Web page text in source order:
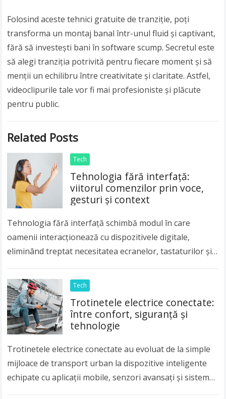
Folosind aceste tehnici gratuite de tranziție, poți
transforma un montaj banal într-unul fluid și captivant,
fără să investești bani în software scump. Secretul este
să alegi tranziția potrivită pentru fiecare moment și să
menții un echilibru între creativitate și claritate. Astfel,
videoclipurile tale vor fi mai profesioniste și plăcute
pentru public.
Related Posts
Tech
Tehnologia fără interfață:
viitorul comenzilor prin voce,
gesturi și context
Tehnologia fără interfață schimbă modul în care
oamenii interacționează cu dispozitivele digitale,
eliminând treptat necesitatea ecranelor, tastaturilor și
recunoașterea gesturilor și sistemele capabile să
înțeleagă…Read more
Tech
Trotinetele electrice conectate:
între confort, siguranță și
tehnologie
Trotinetele electrice conectate au evoluat de la simple
mijloace de transport urban la dispozitive inteligente
echipate cu aplicații mobile, senzori avansați și sisteme